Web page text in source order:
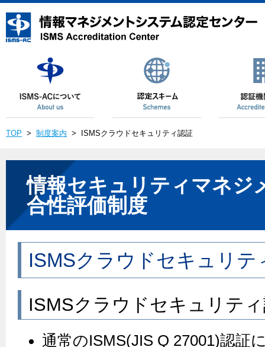
TOP > 制度案内 > ISMSクラウドセキュリティ認証
情報セキュリティマネジ
合性評価制度
ISMSクラウドセキュリテ
ISMSクラウドセキュリテ
通常のISMS(JIS Q 27001)認証